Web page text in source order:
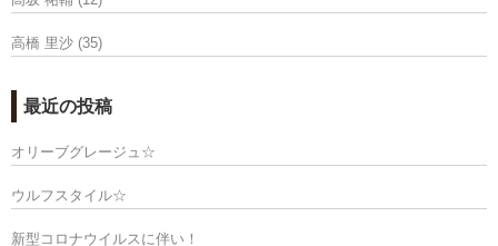
高橋 里沙 (35)
最近の投稿
オリーブグレージュ☆
ウルフスタイル☆
新型コロナウイルスに伴い！